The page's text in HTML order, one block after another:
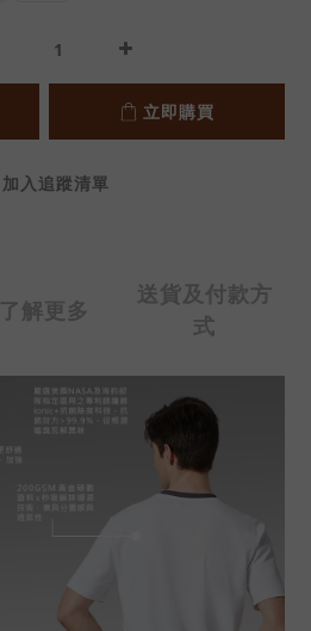
立即購買
加入追蹤清單
了解更多
送貨及付款方
式